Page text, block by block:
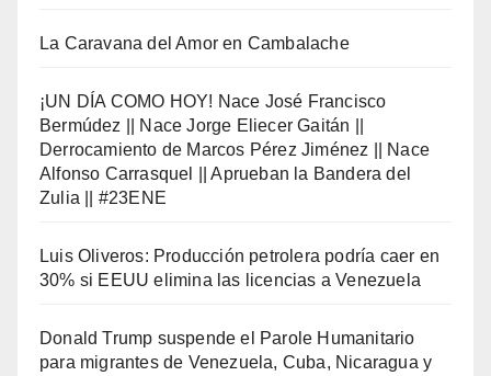
La Caravana del Amor en Cambalache
¡UN DÍA COMO HOY! Nace José Francisco
Bermúdez || Nace Jorge Eliecer Gaitán ||
Derrocamiento de Marcos Pérez Jiménez || Nace
Alfonso Carrasquel || Aprueban la Bandera del
Zulia || #23ENE
Luis Oliveros: Producción petrolera podría caer en
30% si EEUU elimina las licencias a Venezuela
Donald Trump suspende el Parole Humanitario
para migrantes de Venezuela, Cuba, Nicaragua y